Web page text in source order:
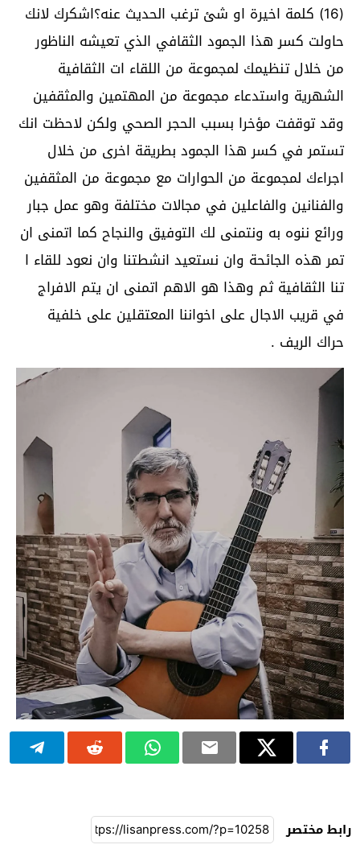
(16) كلمة اخيرة او شئ ترغب الحديث عنه؟اشكرك لانك
حاولت كسر هذا الجمود الثقافي الذي تعيشه الناظور
من خلال تنظيمك لمجموعة من اللقاء ات الثقافية
الشهرية واستدعاء مجموعة من المهتمين والمثقفين
وقد توقفت مؤخرا بسبب الحجر الصحي ولكن لاحظت انك
تستمر في كسر هذا الجمود بطريقة اخرى من خلال
اجراءك لمجموعة من الحوارات مع مجموعة من المثقفين
والفنانين والفاعلين في مجالات مختلفة وهو عمل جبار
ورائع ننوه به ونتمنى لك التوفيق والنجاح كما اتمنى ان
تمر هذه الجائحة وان نستعيد انشطتنا وان نعود للقاء ا
تنا الثقافية ثم وهذا هو الاهم اتمنى ان يتم الافراج
في قريب الاجال على اخواننا المعتقلين على خلفية
حراك الريف .
رابط مختصر